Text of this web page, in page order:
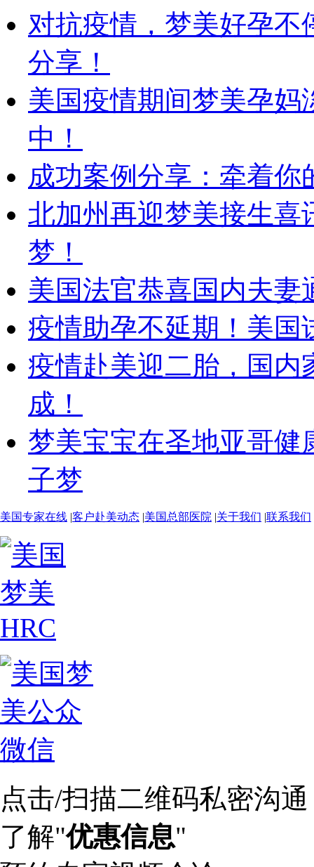
对抗疫情，梦美好孕
分享！
美国疫情期间梦美孕
中！
成功案例分享：牵着你
北加州再迎梦美接生喜
梦！
美国法官恭喜国内夫
疫情助孕不延期！美国
疫情赴美迎二胎，国内
成！
梦美宝宝在圣地亚哥健
子梦
美国专家在线 |客户赴美动态 |美国总部医院 |关于我们 |联系我们
点击/扫描二维码私密沟通
了解"优惠信息"